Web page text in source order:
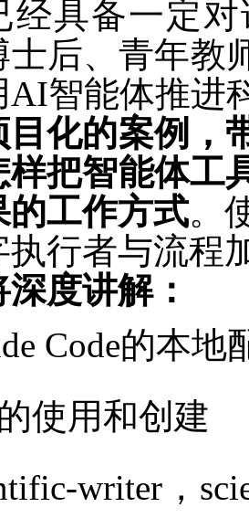
经具备一定
士后、青年教
AI智能体推进
目化的案例，
样把智能体工
的工作方式。
执行者与流程
度讲解：
Code的本地
使用和创建
writer，